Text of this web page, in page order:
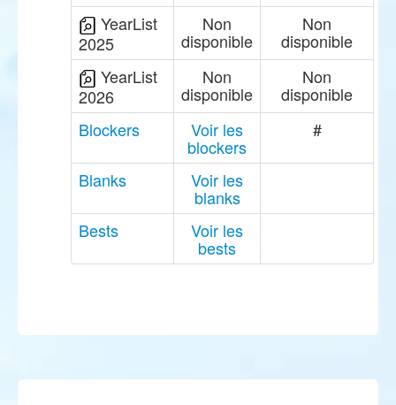
YearList
2025
Non
disponible
Non
disponible
YearList
2026
Non
disponible
Non
disponible
Blockers
Voir les
blockers
#
Blanks Voir les
blanks
Bests
Voir les
bests